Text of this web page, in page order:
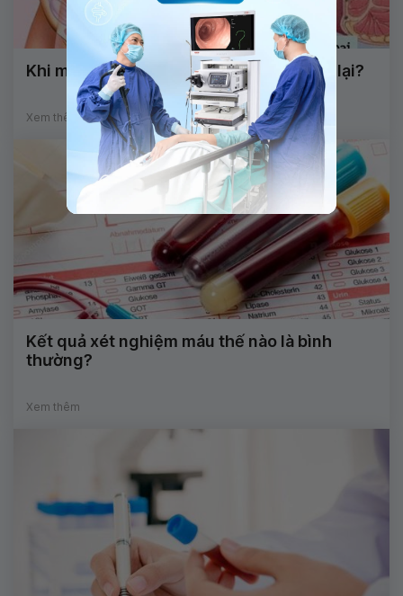
Khi mang thai làm cách nào để búi trĩ co lại?
Xem thêm
Kết quả xét nghiệm máu thế nào là bình
thường?
Xem thêm